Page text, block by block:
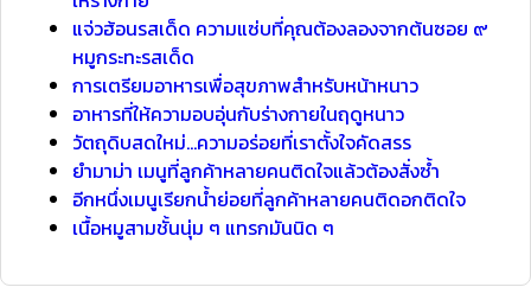
แจ่วฮ้อนรสเด็ด ความแซ่บที่คุณต้องลองจากต้นซอย ๙
หมูกระทะรสเด็ด
การเตรียมอาหารเพื่อสุขภาพสำหรับหน้าหนาว
อาหารที่ให้ความอบอุ่นกับร่างกายในฤดูหนาว
วัตถุดิบสดใหม่...ความอร่อยที่เราตั้งใจคัดสรร
ยำมาม่า เมนูที่ลูกค้าหลายคนติดใจแล้วต้องสั่งซ้ำ
อีกหนึ่งเมนูเรียกน้ำย่อยที่ลูกค้าหลายคนติดอกติดใจ
เนื้อหมูสามชั้นนุ่ม ๆ แทรกมันนิด ๆ